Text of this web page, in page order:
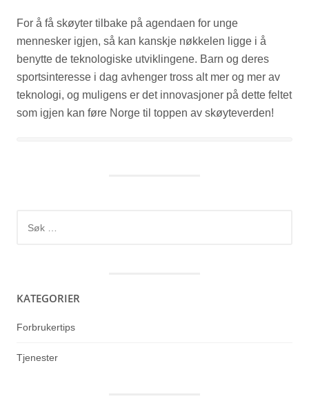
For å få skøyter tilbake på agendaen for unge
mennesker igjen, så kan kanskje nøkkelen ligge i å
benytte de teknologiske utviklingene. Barn og deres
sportsinteresse i dag avhenger tross alt mer og mer av
teknologi, og muligens er det innovasjoner på dette feltet
som igjen kan føre Norge til toppen av skøyteverden!
etter:
KATEGORIER
Forbrukertips
Tjenester